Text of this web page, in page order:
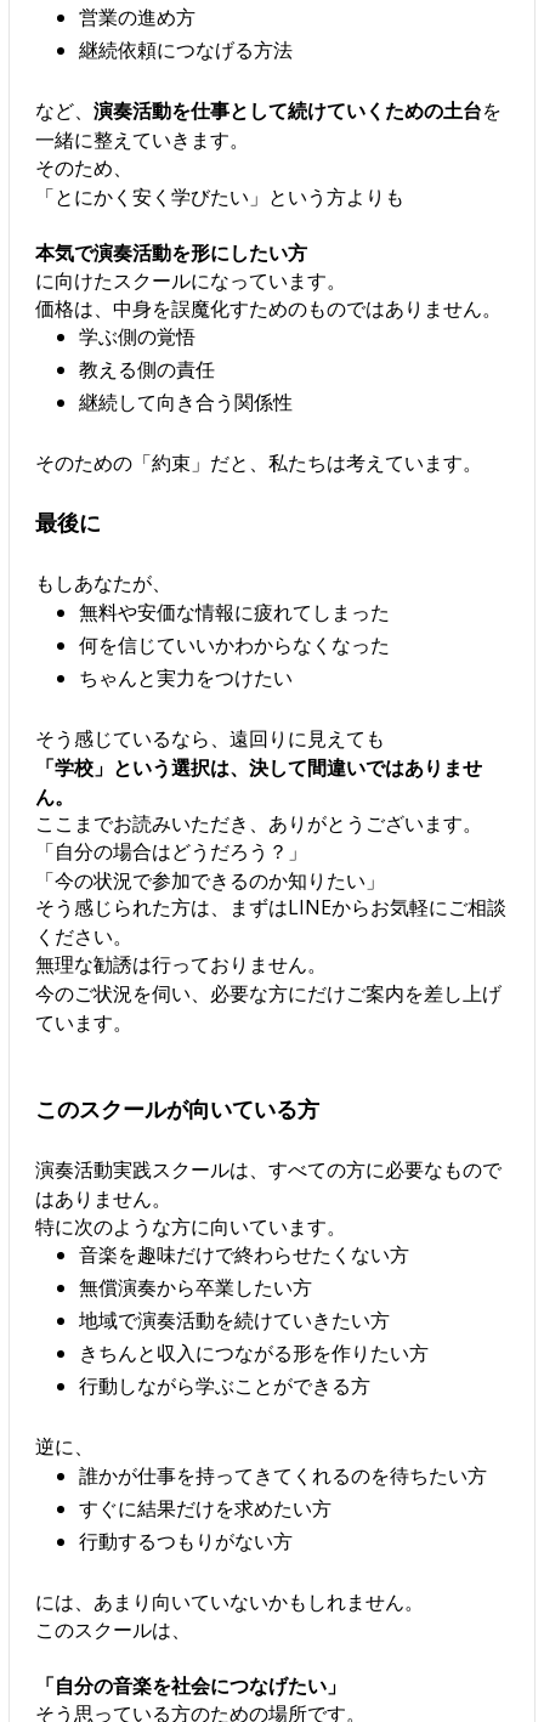
営業の進め方
継続依頼につなげる方法
など、 演奏活動を仕事として続けていくための土台を
一緒に整えていきます。
そのため、
「とにかく安く学びたい」という方よりも
本気で演奏活動を形にしたい方
に向けたスクールになっています。
価格は、中身を誤魔化すためのものではありません。
学ぶ側の覚悟
教える側の責任
継続して向き合う関係性
そのための「約束」だと、私たちは考えています。
最後に
もしあなたが、
無料や安価な情報に疲れてしまった
何を信じていいかわからなくなった
ちゃんと実力をつけたい
そう感じているなら、遠回りに見えても
「学校」という選択は、決して間違いではありませ
ん。
ここまでお読みいただき、ありがとうございます。
「自分の場合はどうだろう？」
「今の状況で参加できるのか知りたい」
そう感じられた方は、まずはLINEからお気軽にご相談
ください。
無理な勧誘は行っておりません。
今のご状況を伺い、必要な方にだけご案内を差し上げ
ています。
このスクールが向いている方
演奏活動実践スクールは、すべての方に必要なもので
はありません。
特に次のような方に向いています。
音楽を趣味だけで終わらせたくない方
無償演奏から卒業したい方
地域で演奏活動を続けていきたい方
きちんと収入につながる形を作りたい方
行動しながら学ぶことができる方
逆に、
誰かが仕事を持ってきてくれるのを待ちたい方
すぐに結果だけを求めたい方
行動するつもりがない方
には、あまり向いていないかもしれません。
このスクールは、
「自分の音楽を社会につなげたい」
そう思っている方のための場所です。